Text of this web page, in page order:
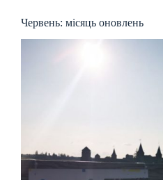
Червень: місяць оновлень